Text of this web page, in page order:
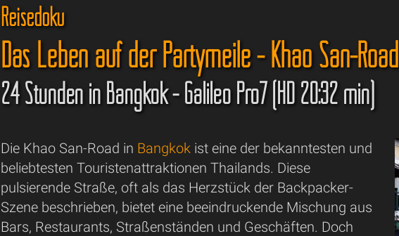
Reisedoku
Das Leben auf der Partymeile - Khao San-Road
24 Stunden in Bangkok - Galileo Pro7 (HD 20:32 min)
Die Khao San-Road in Bangkok ist eine der bekanntesten und
beliebtesten Touristenattraktionen Thailands. Diese
pulsierende Straße, oft als das Herzstück der Backpacker-
Szene beschrieben, bietet eine beeindruckende Mischung aus
Bars, Restaurants, Straßenständen und Geschäften. Doch